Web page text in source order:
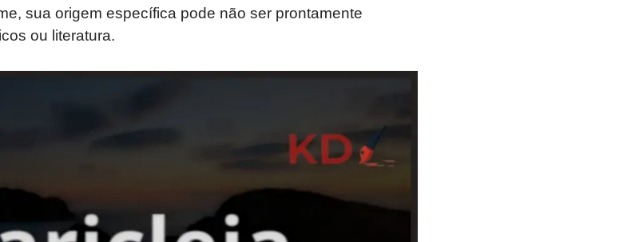
sua origem específica pode não ser prontamente
ou literatura.